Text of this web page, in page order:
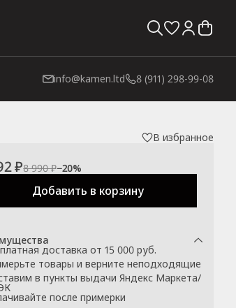
info@kamen.ltd 8 (911) 298-99-08
В избранное
₽8 990 ₽−20%
Добавить в корзину
доставка от 15 000 руб.
товары и верните неподходящие
в пункты выдачи Яндекс Маркета/
после примерки